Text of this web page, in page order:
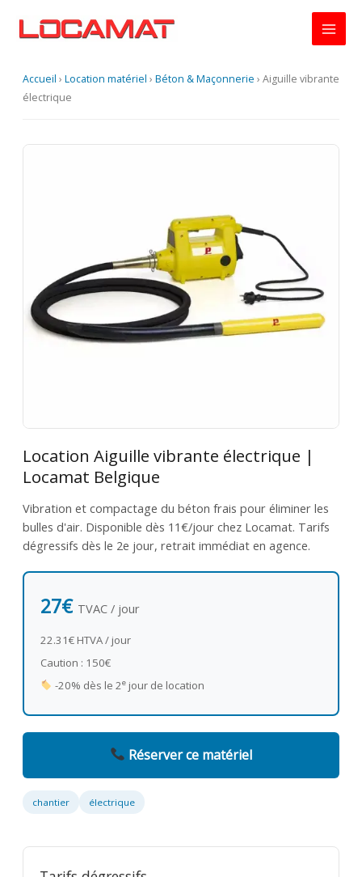
Accueil › Location matériel › Béton & Maçonnerie › Aiguille vibrante
électrique
Location Aiguille vibrante électrique |
Locamat Belgique
Vibration et compactage du béton frais pour éliminer les
bulles d'air. Disponible dès 11€/jour chez Locamat. Tarifs
dégressifs dès le 2e jour, retrait immédiat en agence.
27€ TVAC / jour
22.31€ HTVA / jour
Caution : 150€
-20% dès le 2ejour de location
Réserver ce matériel
chantier électrique